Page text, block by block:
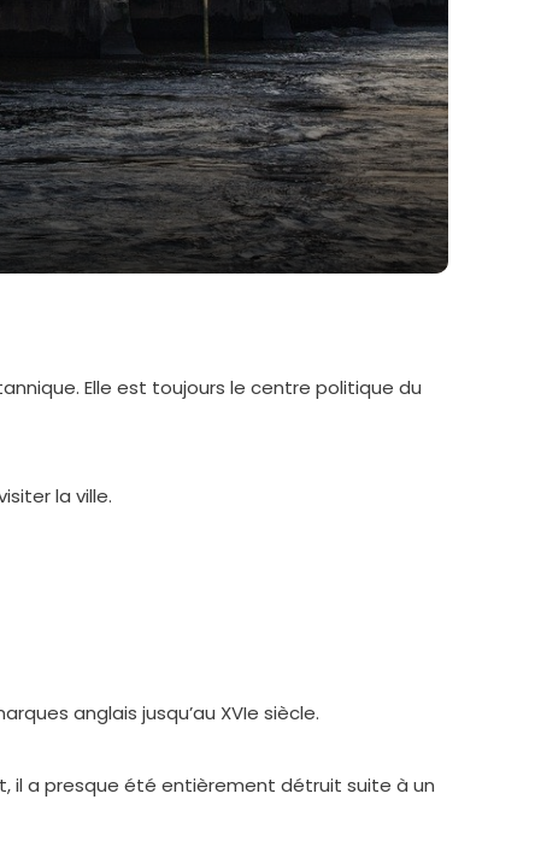
Elle est toujours le centre politique du
la ville.
anglais jusqu’au XVIe siècle.
il a presque été entièrement détruit suite à un